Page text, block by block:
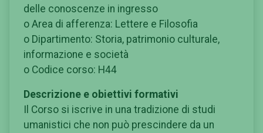
delle conoscenze in ingresso
o Area di afferenza: Lettere e Filosofia
o Dipartimento: Storia, patrimonio culturale,
informazione e società
o Codice corso: H44
Descrizione e obiettivi formativi
Il Corso si iscrive in una tradizione di studi
umanistici che non può prescindere da un